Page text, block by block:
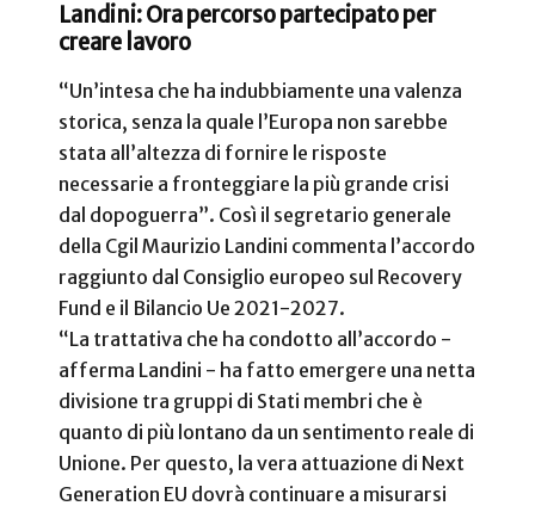
Landini: Ora percorso partecipato per
creare lavoro
“Un’intesa che ha indubbiamente una valenza
storica, senza la quale l’Europa non sarebbe
stata all’altezza di fornire le risposte
necessarie a fronteggiare la più grande crisi
dal dopoguerra”. Così il segretario generale
della Cgil Maurizio Landini commenta l’accordo
raggiunto dal Consiglio europeo sul Recovery
Fund e il Bilancio Ue 2021-2027.
“La trattativa che ha condotto all’accordo -
afferma Landini - ha fatto emergere una netta
divisione tra gruppi di Stati membri che è
quanto di più lontano da un sentimento reale di
Unione. Per questo, la vera attuazione di Next
Generation EU dovrà continuare a misurarsi